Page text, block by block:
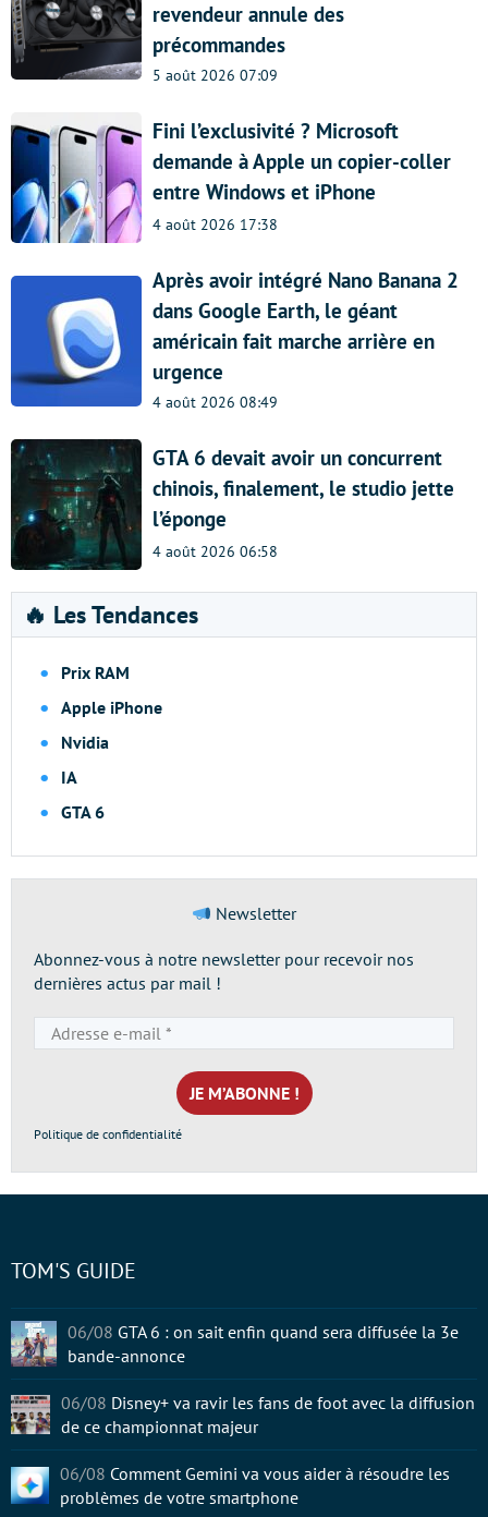
revendeur annule des
précommandes
5 août 2026 07:09
Fini l’exclusivité ? Microsoft
demande à Apple un copier-coller
entre Windows et iPhone
4 août 2026 17:38
Après avoir intégré Nano Banana 2
dans Google Earth, le géant
américain fait marche arrière en
urgence
4 août 2026 08:49
GTA 6 devait avoir un concurrent
chinois, finalement, le studio jette
l’éponge
4 août 2026 06:58
🔥 Les Tendances
Prix RAM
Apple iPhone
Nvidia
IA
GTA 6
Newsletter
Abonnez-vous à notre newsletter pour recevoir nos
dernières actus par mail !
e-
mail
*
Politique de confidentialité
TOM'S GUIDE
06/08 GTA 6 : on sait enfin quand sera diffusée la 3e
bande-annonce
06/08 Disney+ va ravir les fans de foot avec la diffusion
de ce championnat majeur
06/08 Comment Gemini va vous aider à résoudre les
problèmes de votre smartphone